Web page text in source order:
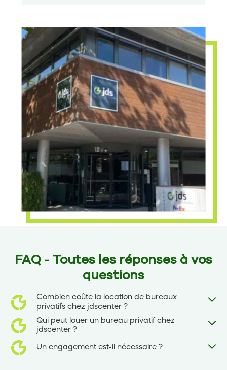
FAQ - Toutes les réponses à vos
questions
Combien coûte la location de bureaux
privatifs chez jdscenter ?
Qui peut louer un bureau privatif chez
jdscenter ?
Un engagement est-il nécessaire ?